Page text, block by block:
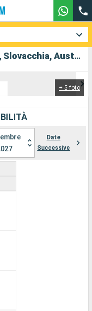
Crociera AmaBella: Ungheria, Slovacchia, Austria, Germania in partenza da Budapest
+ 5 foto
Date
Successive
Compagnie